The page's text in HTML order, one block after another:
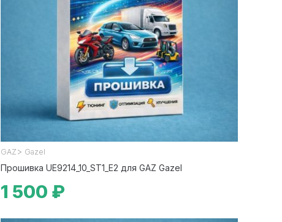
GAZ > Gazel
Прошивка UE9214_10_ST1_E2 для GAZ Gazel
1 500 ₽